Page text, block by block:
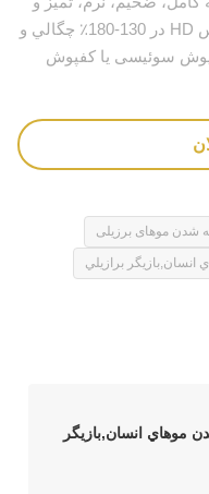
پای موهای سالم استاين بسته بندي ديس HD در 130-180٪ چگالي و
پایه از کفپوش سوئیسی یا کفپوش
شدن موهای برزیلی
برازيلي
موهاي انسان,بازيگر